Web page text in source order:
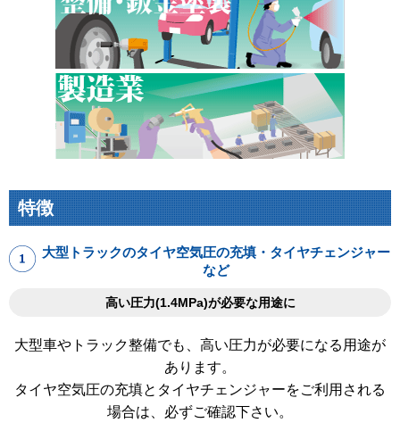
特徴
大型トラックのタイヤ空気圧の充填・タイヤチェンジャー
など
高い圧力(1.4MPa)が必要な用途に
大型車やトラック整備でも、高い圧力が必要になる用途が
あります。
タイヤ空気圧の充填とタイヤチェンジャーをご利用される
場合は、必ずご確認下さい。